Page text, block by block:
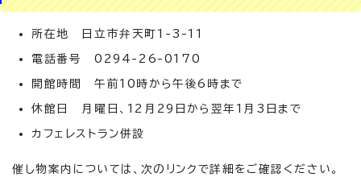
所在地 日立市弁天町1-3-11
電話番号 0294-26-0170
開館時間 午前10時から午後6時まで
休館日 月曜日、12月29日から翌年1月3日まで
カフェレストラン併設
催し物案内については、次のリンクで詳細をご確認ください。